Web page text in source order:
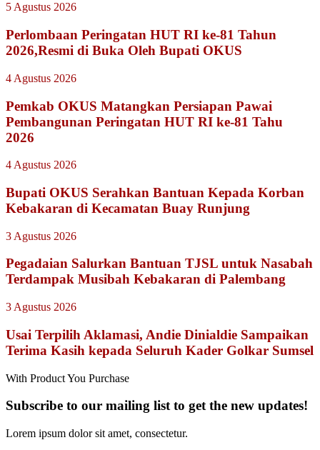
5 Agustus 2026
Perlombaan Peringatan HUT RI ke-81 Tahun
2026,Resmi di Buka Oleh Bupati OKUS
4 Agustus 2026
Pemkab OKUS Matangkan Persiapan Pawai
Pembangunan Peringatan HUT RI ke-81 Tahu
2026
4 Agustus 2026
Bupati OKUS Serahkan Bantuan Kepada Korban
Kebakaran di Kecamatan Buay Runjung
3 Agustus 2026
Pegadaian Salurkan Bantuan TJSL untuk Nasabah
Terdampak Musibah Kebakaran di Palembang
3 Agustus 2026
Usai Terpilih Aklamasi, Andie Dinialdie Sampaikan
Terima Kasih kepada Seluruh Kader Golkar Sumsel
With Product You Purchase
Subscribe to our mailing list to get the new updates!
Lorem ipsum dolor sit amet, consectetur.